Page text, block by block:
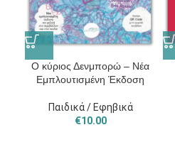
Ο κύριος Δενμπορώ – Νέα
Εμπλουτισμένη Έκδοση
Παιδικά / Εφηβικά
€10.00